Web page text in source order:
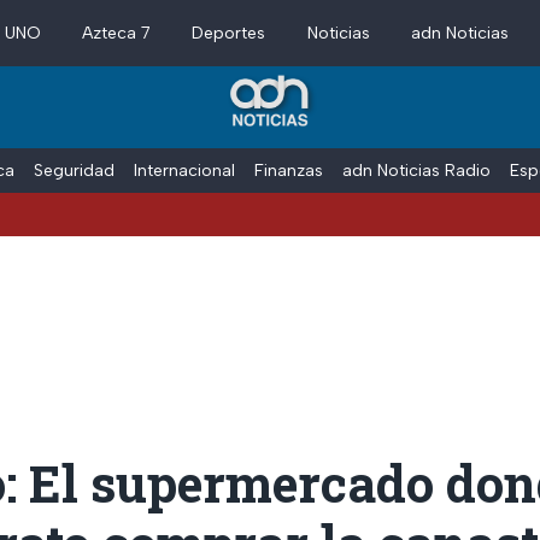
Azteca 7 Deportes Noticias adn Noticias
Seguridad Internacional Finanzas adn Noticias Radio
El supermercado